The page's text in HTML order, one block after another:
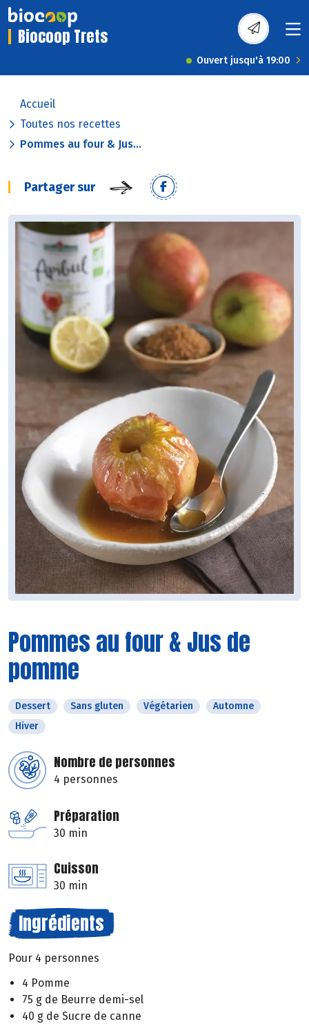
Biocoop Trets
Ouvert jusqu'à 19:00
Accueil
Toutes nos recettes
Pommes au four & Jus...
Partager sur
Pommes au four & Jus de
pomme
Dessert Sans gluten Végétarien
Automne
Hiver
Nombre de personnes
4 personnes
Préparation
30 min
Cuisson
30 min
Ingrédients
Pour 4 personnes
4 Pomme
75 g de Beurre demi-sel
40 g de Sucre de canne